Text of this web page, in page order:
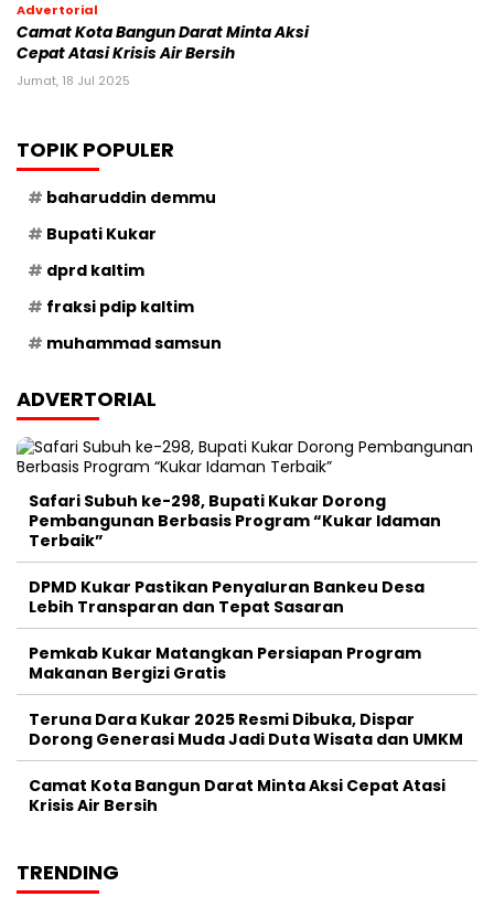
Advertorial
Camat Kota Bangun Darat Minta Aksi
Cepat Atasi Krisis Air Bersih
Jumat, 18 Jul 2025
TOPIK POPULER
baharuddin demmu
Bupati Kukar
dprd kaltim
fraksi pdip kaltim
muhammad samsun
ADVERTORIAL
Safari Subuh ke-298, Bupati Kukar Dorong
Pembangunan Berbasis Program “Kukar Idaman
Terbaik”
DPMD Kukar Pastikan Penyaluran Bankeu Desa
Lebih Transparan dan Tepat Sasaran
Pemkab Kukar Matangkan Persiapan Program
Makanan Bergizi Gratis
Teruna Dara Kukar 2025 Resmi Dibuka, Dispar
Dorong Generasi Muda Jadi Duta Wisata dan UMKM
Camat Kota Bangun Darat Minta Aksi Cepat Atasi
Krisis Air Bersih
TRENDING